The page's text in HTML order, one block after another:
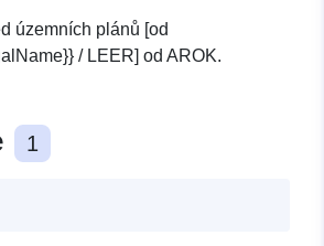
územních plánů [od
/ LEER] od AROK.
1